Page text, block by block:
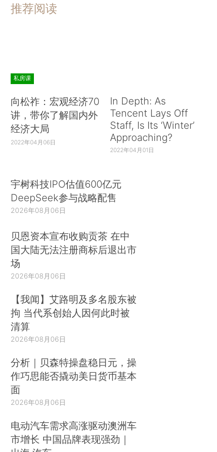
推荐阅读
私房课
向松祚：宏观经济70
讲，带你了解国内外
经济大局
2022年04月06日
In Depth: As
Tencent Lays Off
Staff, Is Its ‘Winter’
Approaching?
2022年04月01日
宇树科技IPO估值600亿元
DeepSeek参与战略配售
2026年08月06日
贝恩资本宣布收购贡茶 在中
国大陆无法注册商标后退出市
场
2026年08月06日
【我闻】艾路明及多名股东被
拘 当代系创始人因何此时被
清算
2026年08月06日
分析｜贝森特操盘稳日元，操
作巧思能否撬动美日货币基本
面
2026年08月06日
电动汽车需求高涨驱动澳洲车
市增长 中国品牌表现强劲｜